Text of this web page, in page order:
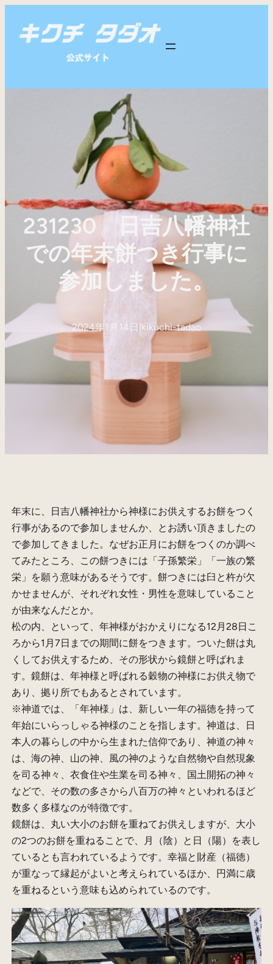
231230 日吉八幡神社
での年末餅つき行事に
参加しました。
2024年1月14日 kikuchi-tadao
年末に、日吉八幡神社から神様にお供えするお餅をつく
行事があるので参加しませんか、とお誘い頂きましたの
で参加してきました。なぜお正月にお餅をつくのか調べ
てみたところ、この餅つきには「子孫繁栄」「一族の繁
栄」を願う意味があるそうです。餅つきには臼と杵が欠
かせませんが、それぞれ女性・男性を意味していること
が由来なんだとか。
松の内、といって、年神様がおかえりになる12月28日こ
ろから1月7日までの期間に餅をつきます。ついた餅は丸
くしてお供えするため、その形状から鏡餅と呼ばれま
す。鏡餅は、年神様と呼ばれる穀物の神様にお供え物で
あり、拠り所でもあるとされています。
※神道では、「年神様」は、新しい一年の福徳を持って
年始にいらっしゃる神様のことを指します。神道は、日
本人の暮らしの中から生まれた信仰であり、神道の神々
は、海の神、山の神、風の神のような自然物や自然現象
を司る神々、衣食住や生業を司る神々、国土開拓の神々
などで、その数の多さから八百万の神々といわれるほど
数多く多様なのが特徴です。
鏡餅は、丸い大小のお餅を重ねてお供えしますが、大小
の2つのお餅を重ねることで、月（陰）と日（陽）を表し
ているとも言われているようです。幸福と財産（福徳）
が重なって縁起がよいと考えられているほか、円満に歳
を重ねるという意味も込められているのです。